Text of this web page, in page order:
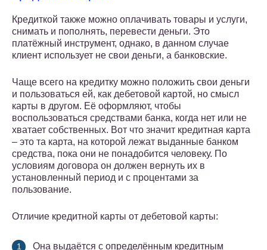
Кредиткой также можно оплачивать товары и услуги,
снимать и пополнять, перевести деньги. Это
платёжный инструмент, однако, в данном случае
клиент использует не свои деньги, а банковские.
Чаще всего на кредитку можно положить свои деньги
и пользоваться ей, как дебетовой картой, но смысл
карты в другом. Её оформляют, чтобы
воспользоваться средствами банка, когда нет или не
хватает собственных. Вот что значит кредитная карта
– это та карта, на которой лежат выданные банком
средства, пока они не понадобится человеку. По
условиям договора он должен вернуть их в
установленный период и с процентами за
пользование.
Отличие кредитной карты от дебетовой карты:
Она выдаётся с определённым кредитным